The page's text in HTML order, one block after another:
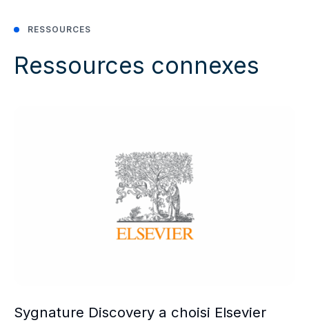
RESSOURCES
Ressources connexes
Sygnature Discovery a choisi Elsevier